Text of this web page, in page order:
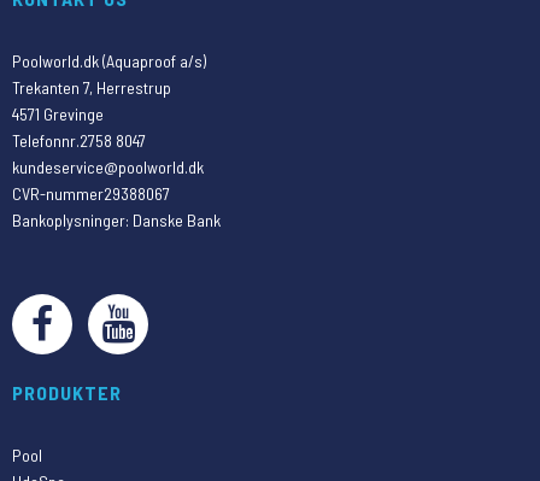
Poolworld.dk (Aquaproof a/s)
Trekanten 7, Herrestrup
4571 Grevinge
Telefonnr.2758 8047
kundeservice@poolworld.dk
CVR-nummer29388067
Bankoplysninger: Danske Bank
PRODUKTER
Pool